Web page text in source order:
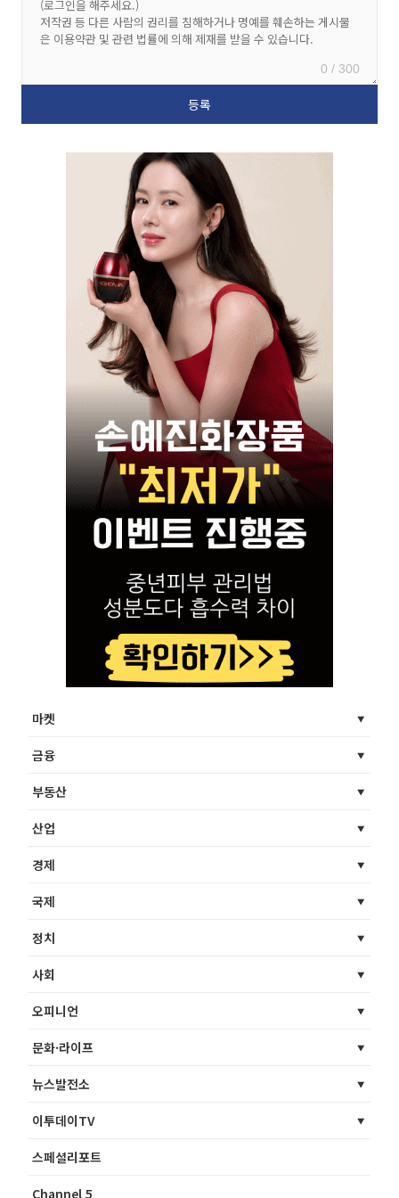
0 / 300
마켓
금융
부동산
산업
경제
국제
정치
사회
오피니언
문화·라이프
뉴스발전소
이투데이TV
스페셜리포트
Channel 5